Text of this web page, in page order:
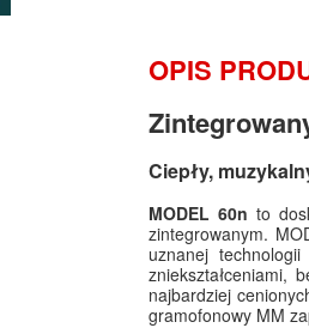
OPIS
Ciepły,
MODEL 60n to
zintegrowanym.
uznanej
zniekształceniami,
najbardziej
gramofonowy MM